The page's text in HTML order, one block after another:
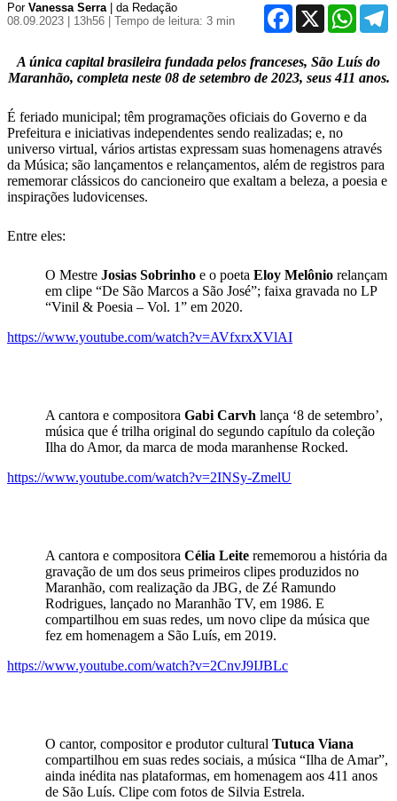
Por Vanessa Serra| da Redação
08.09.2023 | 13h56
| Tempo de leitura: 3 min
Facebook
X
A única capital brasileira fundada pelos franceses, São Luís do
Maranhão, completa neste 08 de setembro de 2023, seus 411 anos.
É feriado municipal; têm programações oficiais do Governo e da
Prefeitura e iniciativas independentes sendo realizadas; e, no
universo virtual, vários artistas expressam suas homenagens através
da Música; são lançamentos e relançamentos, além de registros para
rememorar clássicos do cancioneiro que exaltam a beleza, a poesia e
inspirações ludovicenses.
Entre eles:
O MestreJosias Sobrinho e o poetaEloy Melônio relançam
em clipe “De São Marcos a São José”; faixa gravada no LP
“Vinil & Poesia – Vol. 1” em 2020.
https://www.youtube.com/watch?v=AVfxrxXVlAI
A cantora e compositoraGabi Carvhlança ‘8 de setembro’,
música que é trilha original do segundo capítulo da coleção
Ilha do Amor, da marca de moda maranhense Rocked.
https://www.youtube.com/watch?v=2INSy-ZmelU
A cantora e compositoraCélia Leite rememorou a história da
gravação de um dos seus primeiros clipes produzidos no
Maranhão, com realização da JBG, de Zé Ramundo
Rodrigues, lançado no Maranhão TV, em 1986. E
compartilhou em suas redes, um novo clipe da música que
fez em homenagem a São Luís, em 2019.
https://www.youtube.com/watch?v=2CnvJ9IJBLc
O cantor, compositor e produtor culturalTutuca Viana
compartilhou em suas redes sociais, a música “Ilha de Amar”,
ainda inédita nas plataformas, em homenagem aos 411 anos
de São Luís. Clipe com fotos de Silvia Estrela.